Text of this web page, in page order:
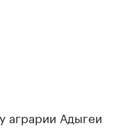
аграрии Адыгеи